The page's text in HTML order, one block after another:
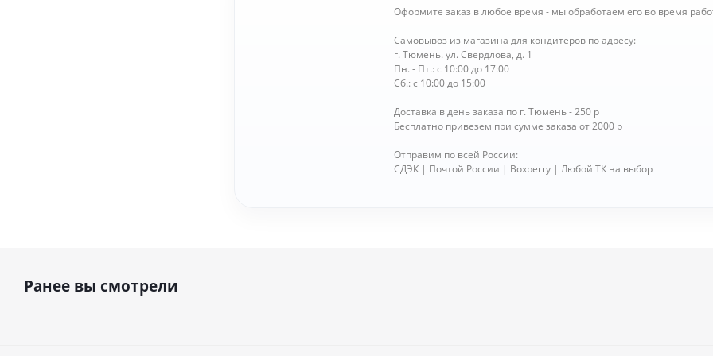
Оформите заказ в любое время - мы обработаем его во время
Самовывоз из магазина для кондитеров по адресу:
г. Тюмень. ул. Свердлова, д. 1
Пн. - Пт.: с 10:00 до 17:00
Сб.: с 10:00 до 15:00
Доставка в день заказа по г. Тюмень - 250 р
Бесплатно привезем при сумме заказа от 2000 р
Отправим по всей России:
СДЭК | Почтой России | Boxberry | Любой ТК на выбор
Ранее вы смотрели